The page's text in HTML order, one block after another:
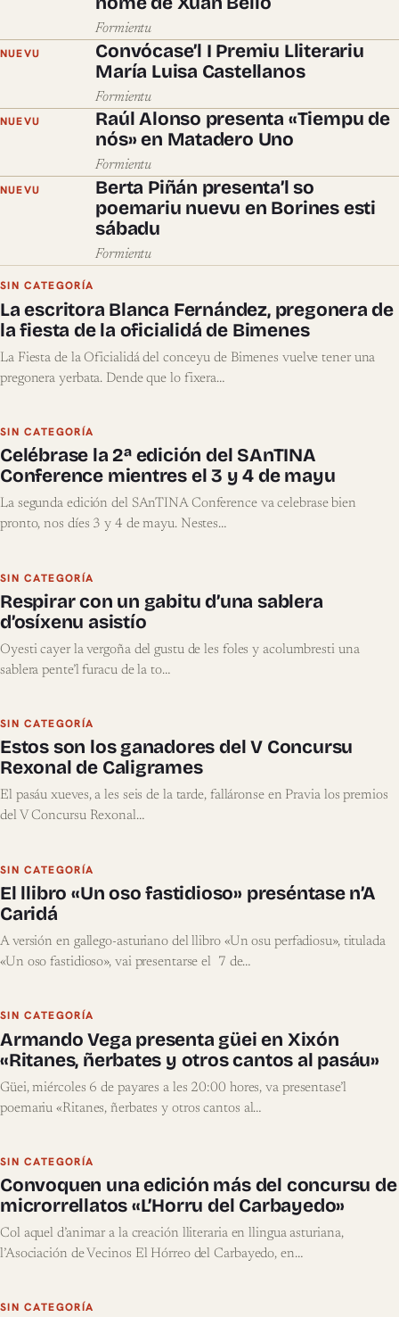
Formientu
NUEVU
Convócase’l I Premiu Lliterariu
María Luisa Castellanos
Formientu
NUEVU
Raúl Alonso presenta «Tiempu de
nós» en Matadero Uno
Formientu
NUEVU
Berta Piñán presenta’l so
poemariu nuevu en Borines esti
sábadu
Formientu
SIN CATEGORÍA
La escritora Blanca Fernández, pregonera de
la fiesta de la oficialidá de Bimenes
La Fiesta de la Oficialidá del conceyu de Bimenes vuelve tener una
pregonera yerbata. Dende que lo fixera…
SIN CATEGORÍA
Celébrase la 2ª edición del SAnTINA
Conference mientres el 3 y 4 de mayu
La segunda edición del SAnTINA Conference va celebrase bien
pronto, nos díes 3 y 4 de mayu. Nestes…
SIN CATEGORÍA
Respirar con un gabitu d’una sablera
d’osíxenu asistío
Oyesti cayer la vergoña del gustu de les foles y acolumbresti una
sablera pente’l furacu de la to…
SIN CATEGORÍA
Estos son los ganadores del V Concursu
Rexonal de Caligrames
El pasáu xueves, a les seis de la tarde, falláronse en Pravia los premios
del V Concursu Rexonal…
SIN CATEGORÍA
El llibro «Un oso fastidioso» preséntase n’A
Caridá
A versión en gallego-asturiano del llibro «Un osu perfadiosu», titulada
«Un oso fastidioso», vai presentarse el 7 de…
SIN CATEGORÍA
Armando Vega presenta güei en Xixón
«Ritanes, ñerbates y otros cantos al pasáu»
Güei, miércoles 6 de payares a les 20:00 hores, va presentase’l
poemariu «Ritanes, ñerbates y otros cantos al…
SIN CATEGORÍA
Convoquen una edición más del concursu de
microrrellatos «L’Horru del Carbayedo»
Col aquel d’animar a la creación lliteraria en llingua asturiana,
l’Asociación de Vecinos El Hórreo del Carbayedo, en…
SIN CATEGORÍA